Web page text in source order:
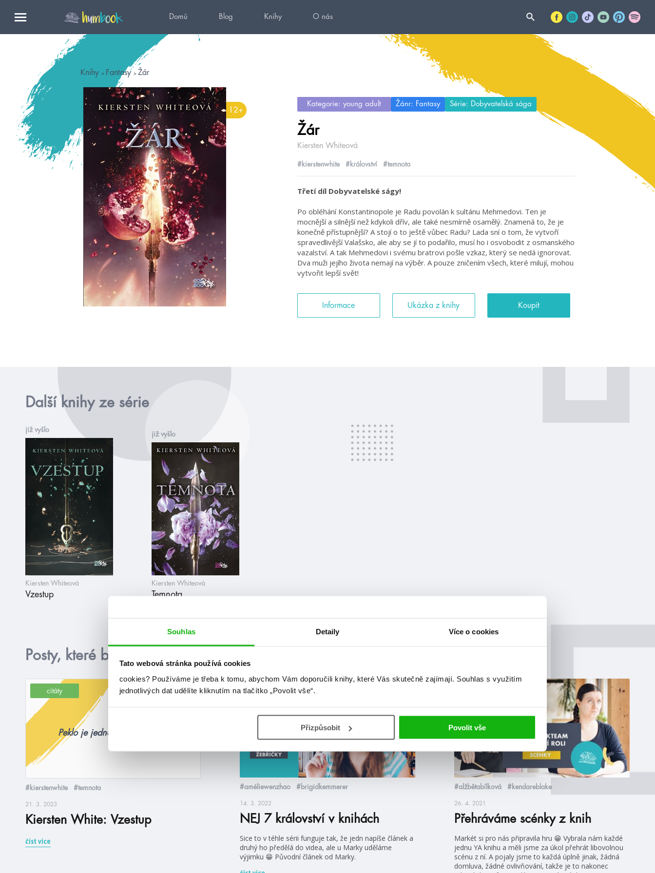
Souhlas Detaily Více o cookies
Tato webová stránka používá cookies
cookies? Používáme je třeba k tomu, abychom Vám doporučili knihy, které Vás skutečně zajímají. Souhlas s využitím
jednotlivých dat udělíte kliknutím na tlačítko „Povolit vše“.
Přizpůsobit Povolit vše
Domů Blog Knihy O nás
Knihy Fantasy Žár
12+
Kategorie: young adult Žánr: Fantasy Série: Dobyvatelská sága
Žár
Kiersten Whiteová
#kierstenwhite #království #temnota
Třetí díl Dobyvatelské ságy!
Po obléhání Konstantinopole je Radu povolán k sultánu Mehmedovi. Ten je
mocnější a silnější než kdykoli dřív, ale také nesmírně osamělý. Znamená to, že je
konečně přístupnější? A stojí o to ještě vůbec Radu? Lada sní o tom, že vytvoří
spravedlivější Valašsko, ale aby se jí to podařilo, musí ho i osvobodit z osmanského
vazalství. A tak Mehmedovi i svému bratrovi pošle vzkaz, který se nedá ignorovat.
Dva muži jejího života nemají na výběr. A pouze zničením všech, které milují, mohou
vytvořit lepší svět!
Informace Ukázka z knihy Koupit
Další knihy ze série
již vyšlo
Kiersten Whiteová
Vzestup
již vyšlo
Kiersten Whiteová
Temnota
Posty, které by tě mohly zajímat
citáty
Peklo je jedna velká slavnost.
#kierstenwhite #temnota
21. 3. 2023
Kiersten White: Vzestup
číst více
videa
#améliewenzhao #brigidkemmerer
14. 3. 2022
NEJ 7 království v knihách
Sice to v téhle sérii funguje tak, že jedn napíše článek a
druhý ho předělá do videa, ale u Marky uděláme
výjimku 😁 Původní článek od Marky.
#alžbětabílková #kendareblake
26. 4. 2021
Přehráváme scénky z knih
Markét si pro nás připravila hru 😁 Vybrala nám každé
jednu YA knihu a měli jsme za úkol přehrát libovolnou
scénu z ní. A pojaly jsme to každá úplně jinak, žádná
domluva, žádné ovlivňování, takže je to nakonec